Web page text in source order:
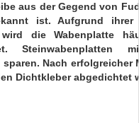
aus der Gegend von
ist. Aufgrund
die Wabenplatte
Nach erfolgreicher
Dichtkleber abgedichtet